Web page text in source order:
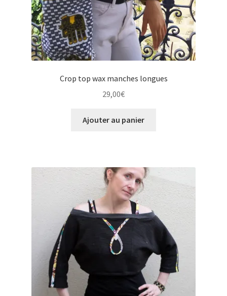
Crop top wax manches longues
29,00€
Ajouter au panier